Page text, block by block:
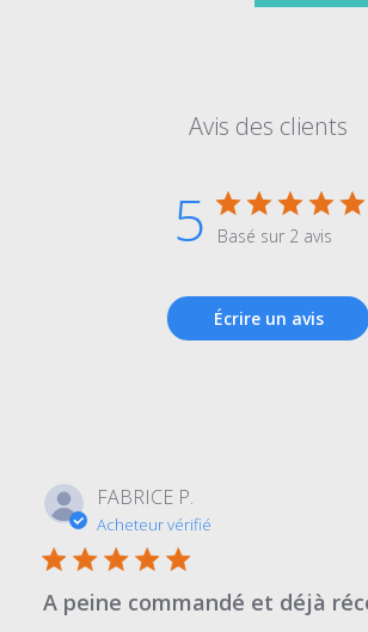
Avis des clients
5 Basé sur 2 avis
Écrire un avis
FABRICE P.
Acheteur vérifié
A peine commandé et déjà